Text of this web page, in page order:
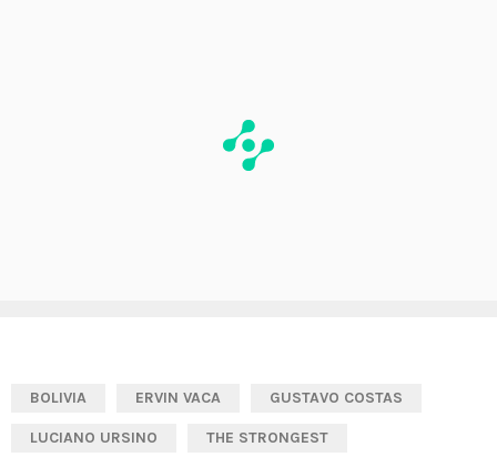
BOLIVIA ERVIN VACA GUSTAVO COSTAS
LUCIANO URSINO THE STRONGEST